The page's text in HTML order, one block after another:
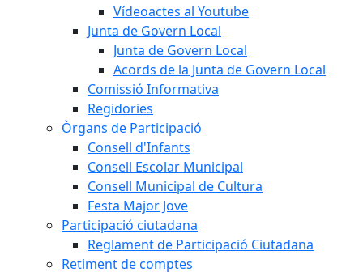
Vídeoactes al Youtube
Junta de Govern Local
Junta de Govern Local
Acords de la Junta de Govern Local
Comissió Informativa
Regidories
Òrgans de Participació
Consell d'Infants
Consell Escolar Municipal
Consell Municipal de Cultura
Festa Major Jove
Participació ciutadana
Reglament de Participació Ciutadana
Retiment de comptes